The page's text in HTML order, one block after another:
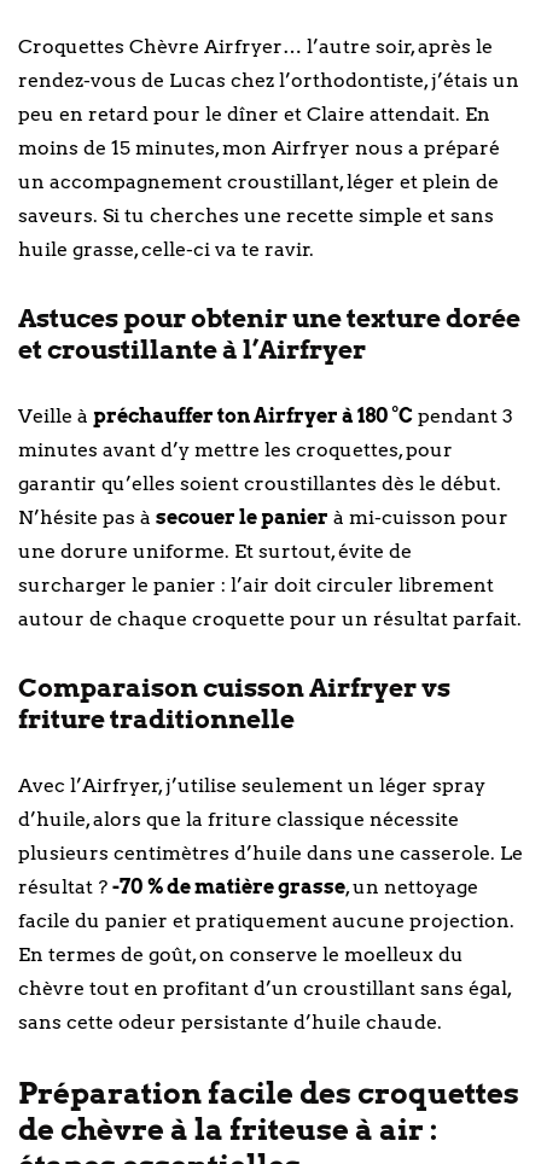
Croquettes Chèvre Airfryer… l’autre soir, après le
rendez-vous de Lucas chez l’orthodontiste, j’étais un
peu en retard pour le dîner et Claire attendait. En
moins de 15 minutes, mon Airfryer nous a préparé
un accompagnement croustillant, léger et plein de
saveurs. Si tu cherches une recette simple et sans
huile grasse, celle-ci va te ravir.
Astuces pour obtenir une texture dorée
et croustillante à l’Airfryer
Veille à préchauffer ton Airfryer à 180 °C pendant 3
minutes avant d’y mettre les croquettes, pour
garantir qu’elles soient croustillantes dès le début.
N’hésite pas à secouer le panier à mi-cuisson pour
une dorure uniforme. Et surtout, évite de
surcharger le panier : l’air doit circuler librement
autour de chaque croquette pour un résultat parfait.
Comparaison cuisson Airfryer vs
friture traditionnelle
Avec l’Airfryer, j’utilise seulement un léger spray
d’huile, alors que la friture classique nécessite
plusieurs centimètres d’huile dans une casserole. Le
résultat ? -70 % de matière grasse, un nettoyage
facile du panier et pratiquement aucune projection.
En termes de goût, on conserve le moelleux du
chèvre tout en profitant d’un croustillant sans égal,
sans cette odeur persistante d’huile chaude.
Préparation facile des croquettes
de chèvre à la friteuse à air :